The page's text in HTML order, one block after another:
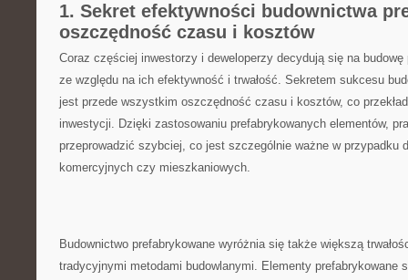
1. Sekret efektywności budownictwa
oszczędność czasu i ​kosztów
Coraz częściej inwestorzy i deweloperzy decydują ⁣się na
ze względu⁤ na ich efektywność i trwałość. Sekretem ​sukcesu⁤
jest przede wszystkim oszczędność czasu i kosztów,⁣ co
inwestycji. Dzięki zastosowaniu prefabrykowanych elementów,
przeprowadzić⁢ szybciej, co jest‌ szczególnie ważne w ⁢przypadku
komercyjnych czy mieszkaniowych.
Budownictwo prefabrykowane wyróżnia się także ⁢większą
tradycyjnymi​ metodami budowlanymi. Elementy prefabrykowane